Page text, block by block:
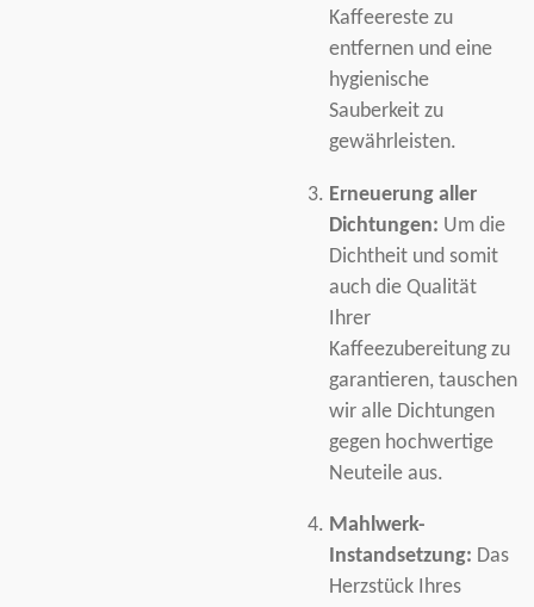
Kaffeereste zu
entfernen und eine
hygienische
Sauberkeit zu
gewährleisten.
Erneuerung aller
Dichtungen: Um die
Dichtheit und somit
auch die Qualität
Ihrer
Kaffeezubereitung zu
garantieren, tauschen
wir alle Dichtungen
gegen hochwertige
Neuteile aus.
Mahlwerk-
Instandsetzung: Das
Herzstück Ihres